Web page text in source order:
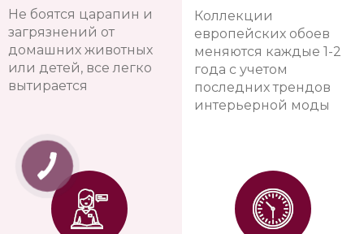
Не боятся царапин и
загрязнений от
домашних животных
или детей, все легко
вытирается
Коллекции
европейских обоев
меняются каждые 1-2
года с учетом
последних трендов
интерьерной моды